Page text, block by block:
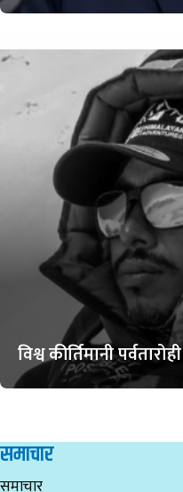
विश्व कीर्तिमानी
समाचार
समाचार